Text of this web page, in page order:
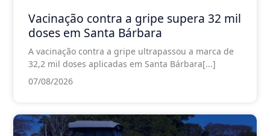
Vacinação contra a gripe supera 32 mil
doses em Santa Bárbara
A vacinação contra a gripe ultrapassou a marca de
32,2 mil doses aplicadas em Santa Bárbara[...]
07/08/2026